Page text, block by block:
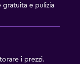
gratuita e pulizia
i prezzi.